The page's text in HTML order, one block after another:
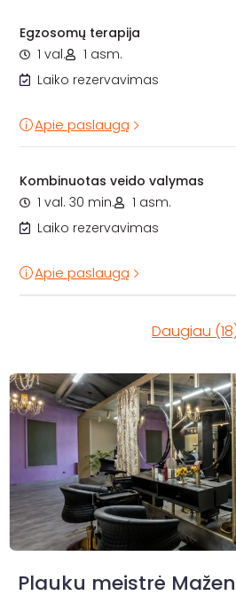
Egzosomų terapija
1 val.
1 asm.
Laiko rezervavimas
Apie paslaugą
Kombinuotas veido valymas
1 val. 30 min.
1 asm.
Laiko rezervavimas
Apie paslaugą
Daugiau
Plauku meistrė